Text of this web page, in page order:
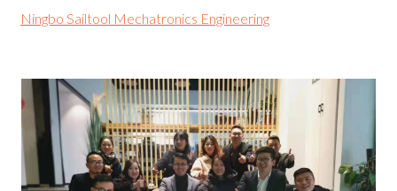
Ningbo Sailtool Mechatronics Engineering